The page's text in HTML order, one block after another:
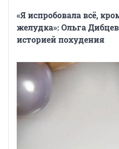
«Я испробовала всё,
желудка»: Ольга
историей похудения